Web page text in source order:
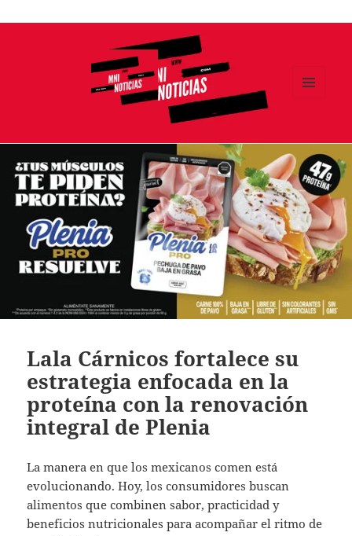
Ir
Lala Cárnicos fortalece su
estrategia enfocada en la
proteína con la renovación
integral de Plenia
La manera en que los mexicanos comen está
evolucionando. Hoy, los consumidores buscan
alimentos que combinen sabor, practicidad y
beneficios nutricionales para acompañar el ritmo de